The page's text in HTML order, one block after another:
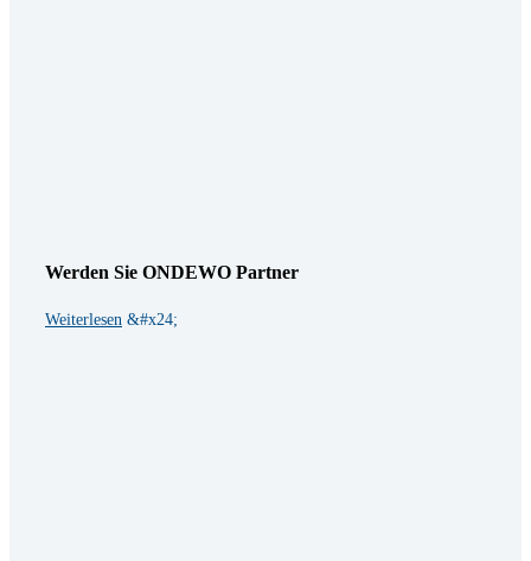
Werden Sie ONDEWO Partner
Weiterlesen